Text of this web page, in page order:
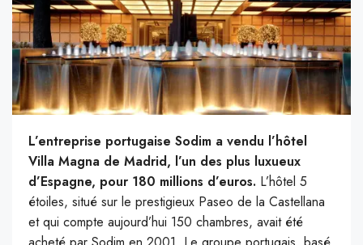
L’entreprise portugaise Sodim a vendu l’hôtel
Villa Magna de Madrid, l’un des plus luxueux
d’Espagne, pour 180 millions d’euros. L’hôtel 5
étoiles, situé sur le prestigieux Paseo de la Castellana
et qui compte aujourd’hui 150 chambres, avait été